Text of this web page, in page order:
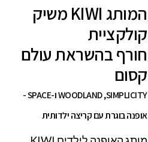
המותג KIWI משיק
קולקציית
חורף בהשראת עולם
קסום
WOODLAND ,SIMPLICITY ו-SPACE -
אופנה בוגרת עם קריצה ילדותית